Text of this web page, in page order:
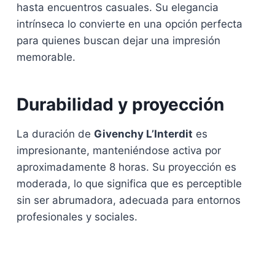
hasta encuentros casuales. Su elegancia
intrínseca lo convierte en una opción perfecta
para quienes buscan dejar una impresión
memorable.
Durabilidad y proyección
La duración de Givenchy L’Interdit es
impresionante, manteniéndose activa por
aproximadamente 8 horas. Su proyección es
moderada, lo que significa que es perceptible
sin ser abrumadora, adecuada para entornos
profesionales y sociales.